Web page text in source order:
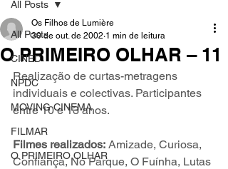
All Posts
CINED
NPDC
MOVING CINEMA
FILMAR
O PRIMEIRO OLHAR
All Posts
O PRIMEIRO OLHAR – 11
Os Filhos de Lumière
30 de out. de 2002 1 min de leitura
Realização de curtas-metragens
individuais e colectivas. Participantes
entre 10 e 13 anos.
Filmes realizados: Amizade, Curiosa,
Confiança, No Parque, O Fuínha, Lutas